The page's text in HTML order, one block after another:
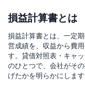
損益計算書とは
損益計算書とは、一定
営成績を、収益から費
す。貸借対照表・キャ
のひとつで、会社がそ
げたかを明らかにします